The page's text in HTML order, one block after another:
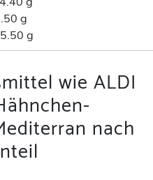
g
5.50 g
wie ALDI
nach